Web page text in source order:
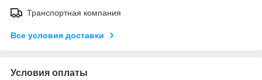
Транспортная компания
Все условия доставки
Условия оплаты